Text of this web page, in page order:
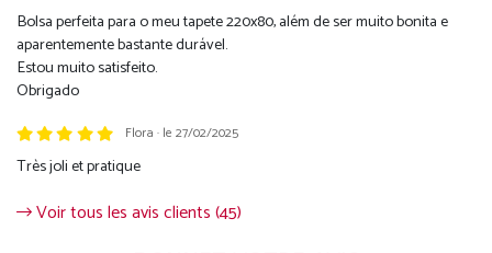
Bolsa perfeita para o meu tapete 220x80, além de ser muito bonita e
aparentemente bastante durável.
Estou muito satisfeito.
Obrigado
Flora · le 27/02/2025
Très joli et pratique
Voir tous les avis clients (45)